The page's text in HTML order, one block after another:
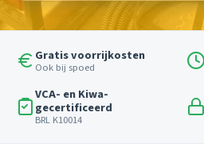
Gratis voorrijkosten
Ook bij spoed
VCA- en Kiwa-
gecertificeerd
BRL K10014